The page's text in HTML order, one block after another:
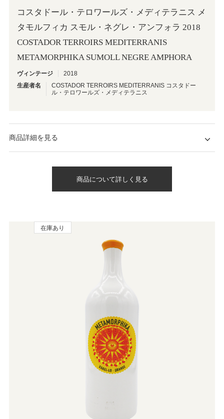
コスタドール・テロワールズ・メディテラニス メ
タモルフィカ スモル・ネグレ・アンフォラ 2018
COSTADOR TERROIRS MEDITERRANIS
METAMORPHIKA SUMOLL NEGRE AMPHORA
ヴィンテージ
2018
生産者名
COSTADOR TERROIRS MEDITERRANIS コスタドー
ル・テロワールズ・メディテラニス
商品詳細を見る
商品について詳しく見る
在庫あり